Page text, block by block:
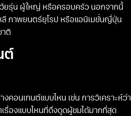
วัยรุ่น ผู้ใหญ่ หรือครอบครัว นอกจากนี้
ลี ภาพยนตร์ยุโรป หรือแอนิเมชั่นญี่ปุ่น
าติ
ต์
คอนเทนต์แบบไหน เช่น การวิเคราะห์ว่า
รื่องแบบไหนที่ดึงดูดผู้ชมได้มากที่สุด